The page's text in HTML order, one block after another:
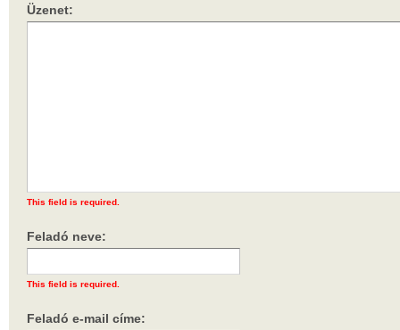
Üzenet:
This field is required.
Feladó neve:
This field is required.
Feladó e-mail címe: